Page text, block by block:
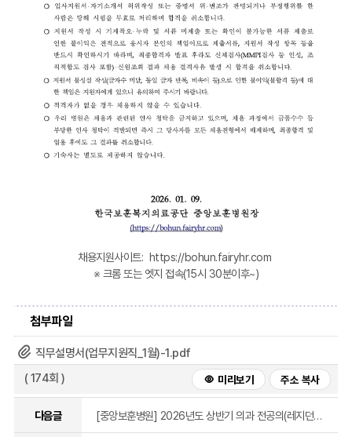
채용지원사이트: https://bohun.fairyhr.com
※ 크롬 또는 엣지 접속(15시 30분이후~)
중
앙
보
훈
첨부파일
직무설명서(업무지원직_1월)-1.pdf
( 174회 )
미리보기 주소 복사
다음글 [중앙보훈병원] 2026년도 상반기 의과 전공의(레지던트 1년차) 추가모집